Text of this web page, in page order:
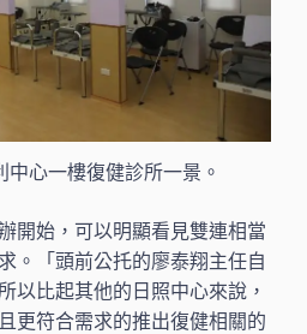
心一樓復健診所一景。
開始，可以明顯看見雙連相當
。「頭前公托的廖泰翔主任自
以比起其他的日照中心來說，
更符合需求的推出復健相關的